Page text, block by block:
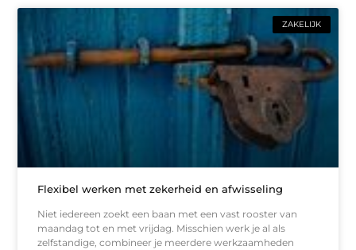
ZAKELIJK
Flexibel werken met zekerheid en afwisseling
Niet iedereen zoekt een baan met een vast rooster van
maandag tot en met vrijdag. Misschien werk je al als
zelfstandige, combineer je meerdere werkzaamheden